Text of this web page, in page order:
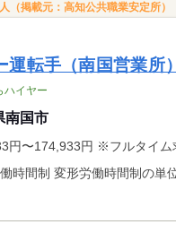
（掲載元：高知公共職業安定所）
運転手（南国営業所）
ハイヤー
南国市
円 ※フルタイム求人の場合は月額（換算額）、パート求人の